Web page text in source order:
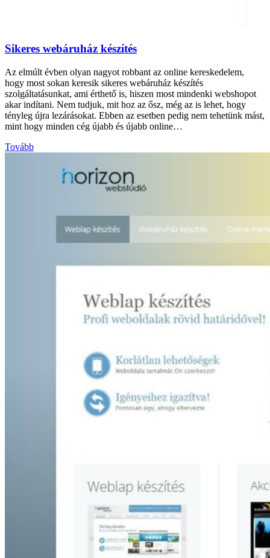
Sikeres webáruház készítés
Az elmúlt évben olyan nagyot robbant az online kereskedelem,
hogy most sokan keresik sikeres webáruház készítés
szolgáltatásunkat, ami érthető is, hiszen most mindenki webshopot
akar indítani. Nem tudjuk, mit hoz az ősz, még az is lehet, hogy
tényleg újra lezárásokat. Ebben az esetben pedig nem tehetünk mást,
mint hogy minden cég újabb és újabb online…
Tovább